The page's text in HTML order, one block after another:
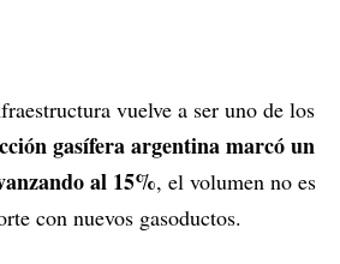
vuelve a ser uno de los
gasífera argentina marcó un
al 15%, el volumen no es
con nuevos gasoductos.